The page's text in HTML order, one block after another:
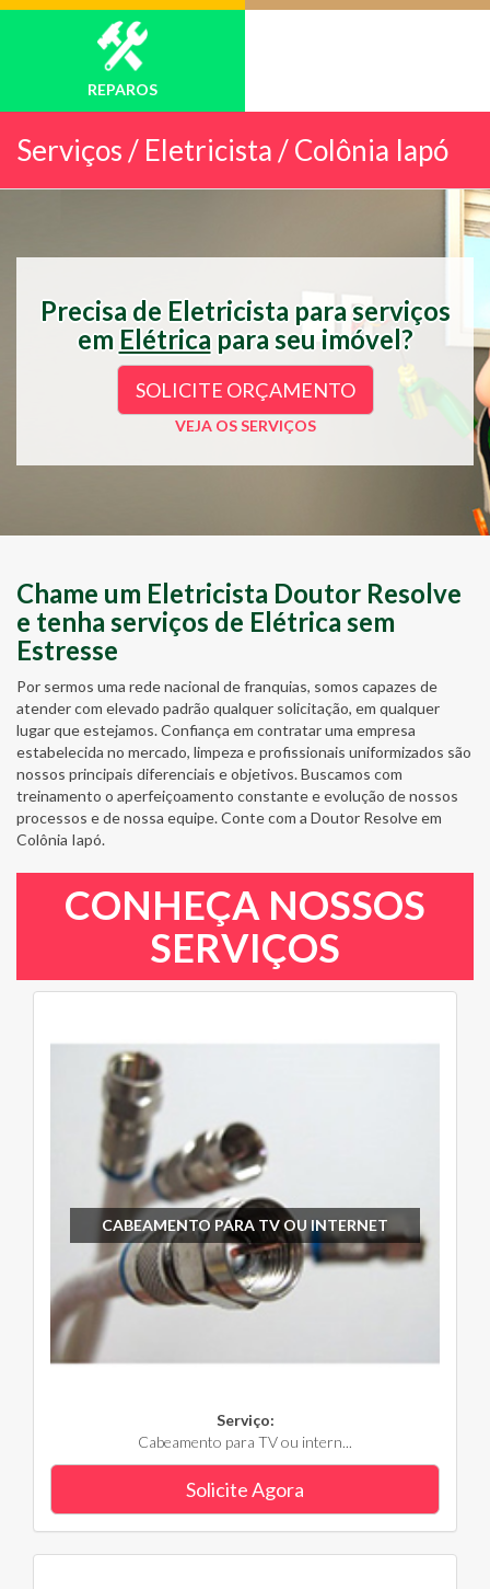
REPAROS
Serviços / Eletricista / Colônia Iapó
Precisa de Eletricista para serviços
em Elétrica para seu imóvel?
SOLICITE ORÇAMENTO
VEJA OS SERVIÇOS
Chame um Eletricista Doutor Resolve
e tenha serviços de Elétrica sem
Estresse
Por sermos uma rede nacional de franquias, somos capazes de
atender com elevado padrão qualquer solicitação, em qualquer
lugar que estejamos. Confiança em contratar uma empresa
estabelecida no mercado, limpeza e profissionais uniformizados são
nossos principais diferenciais e objetivos. Buscamos com
treinamento o aperfeiçoamento constante e evolução de nossos
processos e de nossa equipe. Conte com a Doutor Resolve em
Colônia Iapó.
CONHEÇA NOSSOS
SERVIÇOS
CABEAMENTO PARA TV OU INTERNET
Serviço:
Cabeamento para TV ou intern...
Solicite Agora